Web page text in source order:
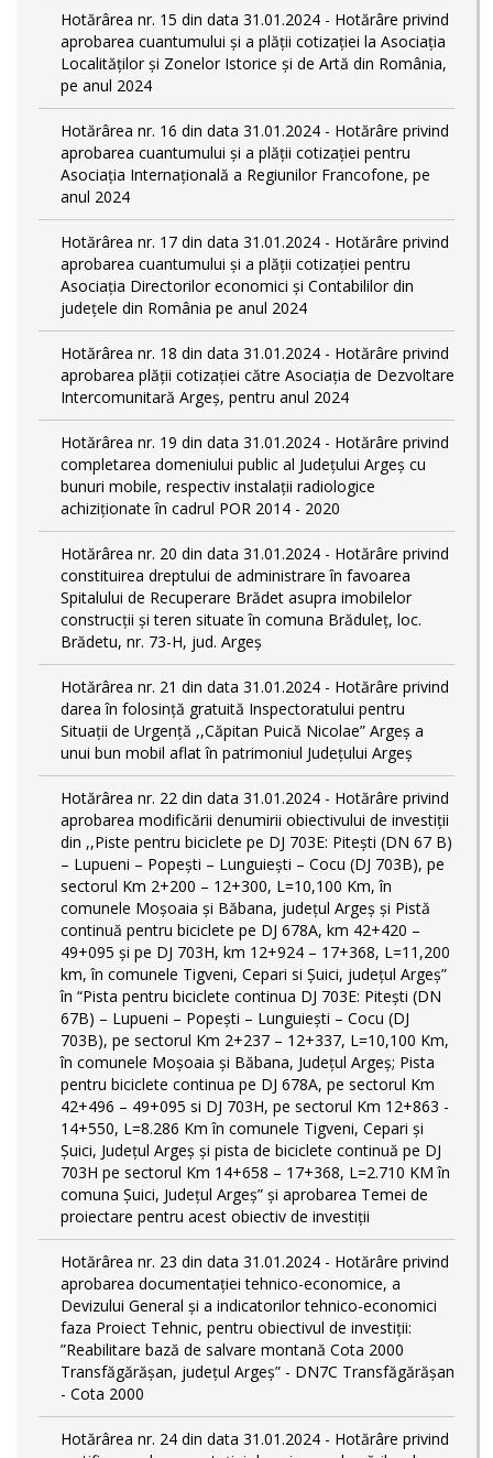
Hotărârea nr. 15 din data 31.01.2024 - Hotărâre privind
aprobarea cuantumului și a plății cotizației la Asociația
Localităților și Zonelor Istorice și de Artă din România,
pe anul 2024
Hotărârea nr. 16 din data 31.01.2024 - Hotărâre privind
aprobarea cuantumului și a plății cotizației pentru
Asociația Internațională a Regiunilor Francofone, pe
anul 2024
Hotărârea nr. 17 din data 31.01.2024 - Hotărâre privind
aprobarea cuantumului și a plății cotizației pentru
Asociația Directorilor economici și Contabililor din
județele din România pe anul 2024
Hotărârea nr. 18 din data 31.01.2024 - Hotărâre privind
aprobarea plății cotizației către Asociația de Dezvoltare
Intercomunitară Argeș, pentru anul 2024
Hotărârea nr. 19 din data 31.01.2024 - Hotărâre privind
completarea domeniului public al Judeţului Argeş cu
bunuri mobile, respectiv instalații radiologice
achiziționate în cadrul POR 2014 - 2020
Hotărârea nr. 20 din data 31.01.2024 - Hotărâre privind
constituirea dreptului de administrare în favoarea
Spitalului de Recuperare Brădet asupra imobilelor
construcții și teren situate în comuna Brăduleț, loc.
Brădetu, nr. 73-H, jud. Argeș
Hotărârea nr. 21 din data 31.01.2024 - Hotărâre privind
darea în folosință gratuită Inspectoratului pentru
Situații de Urgență ,,Căpitan Puică Nicolae” Argeș a
unui bun mobil aflat în patrimoniul Județului Argeș
Hotărârea nr. 22 din data 31.01.2024 - Hotărâre privind
aprobarea modificării denumirii obiectivului de investiții
din ,,Piste pentru biciclete pe DJ 703E: Pitești (DN 67 B)
– Lupueni – Popești – Lunguiești – Cocu (DJ 703B), pe
sectorul Km 2+200 – 12+300, L=10,100 Km, în
comunele Moșoaia și Băbana, judeţul Argeș și Pistă
continuă pentru biciclete pe DJ 678A, km 42+420 –
49+095 și pe DJ 703H, km 12+924 – 17+368, L=11,200
km, în comunele Tigveni, Cepari si Șuici, județul Argeș”
în “Pista pentru biciclete continua DJ 703E: Pitești (DN
67B) – Lupueni – Popești – Lunguiești – Cocu (DJ
703B), pe sectorul Km 2+237 – 12+337, L=10,100 Km,
în comunele Moșoaia și Băbana, Județul Argeș; Pista
pentru biciclete continua pe DJ 678A, pe sectorul Km
42+496 – 49+095 si DJ 703H, pe sectorul Km 12+863 -
14+550, L=8.286 Km în comunele Tigveni, Cepari și
Șuici, Județul Argeș și pista de biciclete continuă pe DJ
703H pe sectorul Km 14+658 – 17+368, L=2.710 KM în
comuna Șuici, Județul Argeș” şi aprobarea Temei de
proiectare pentru acest obiectiv de investiţii
Hotărârea nr. 23 din data 31.01.2024 - Hotărâre privind
aprobarea documentației tehnico-economice, a
Devizului General și a indicatorilor tehnico-economici
faza Proiect Tehnic, pentru obiectivul de investiții:
”Reabilitare bază de salvare montană Cota 2000
Transfăgărășan, județul Argeș” - DN7C Transfăgărășan
- Cota 2000
Hotărârea nr. 24 din data 31.01.2024 - Hotărâre privind